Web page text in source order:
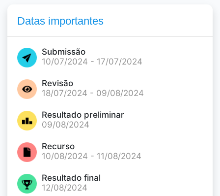
Datas importantes
Submissão
10/07/2024 - 17/07/2024
Revisão
18/07/2024 - 09/08/2024
Resultado preliminar
09/08/2024
Recurso
10/08/2024 - 11/08/2024
Resultado final
12/08/2024